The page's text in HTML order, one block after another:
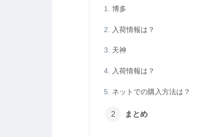
博多
入荷情報は？
天神
入荷情報は？
ネットでの購入方法は？
まとめ